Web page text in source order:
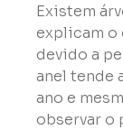
Existem
explicam o
devido a
anel tende
ano e
observar o